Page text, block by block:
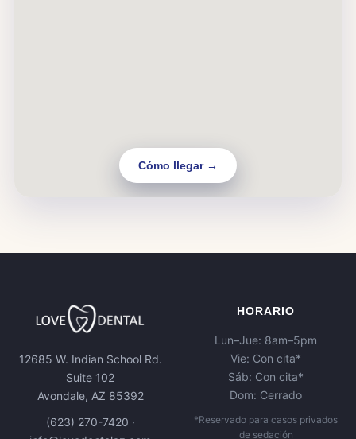
Cómo llegar →
12685 W. Indian School Rd.
Suite 102
Avondale, AZ 85392
(623) 270-7420 ·
HORARIO
Lun–Jue: 8am–5pm
Vie: Con cita*
Sáb: Con cita*
Dom: Cerrado
*Reservado para casos privados
de sedación